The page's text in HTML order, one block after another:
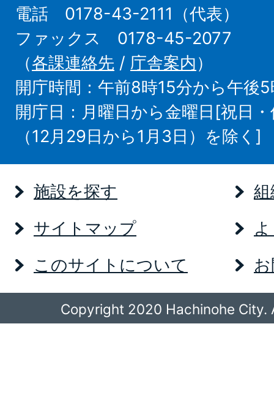
電話 0178-43-2111（代表）
ファックス 0178-45-2077
（各課連絡先 / 庁舎案内）
開庁時間：午前8時15分から午後5
開庁日：月曜日から金曜日[祝日
（12月29日から1月3日）を除く]
施設を探す
サイトマップ
このサイトについて
Copyright 2020 Hachinohe City.